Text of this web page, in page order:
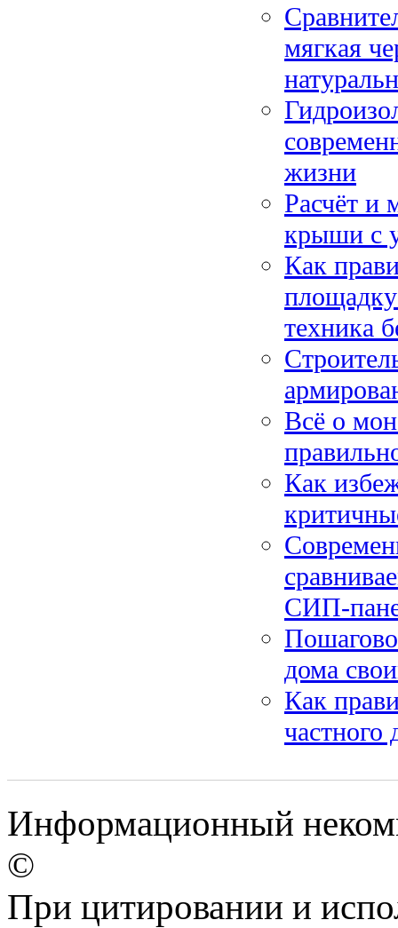
мягкая
жизни
Расчёт и
крыши с
Как
техника
Всё о
Как
СИП-
дома
Как
частного
Информационный
©
При цитировании и